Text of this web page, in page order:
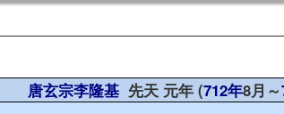
唐玄宗李隆基先天 元年 (712年8月～